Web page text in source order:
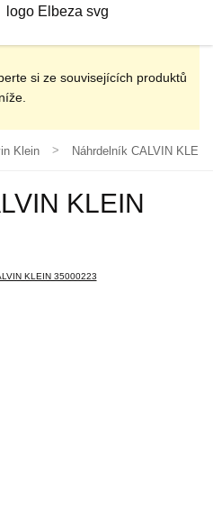
si ze souvisejících produktů
níže.
Klein Náhrdelník CALVIN
KLEIN